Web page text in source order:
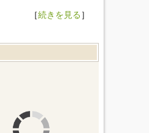
［続きを見る］